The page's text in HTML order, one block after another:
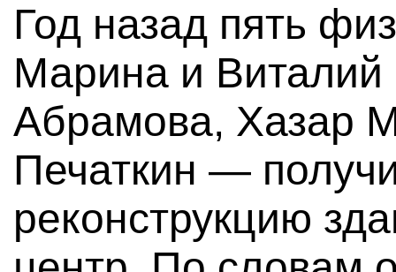
Год назад пять
Марина и
Абрамова, Хазар
Печаткин —
реконструкцию